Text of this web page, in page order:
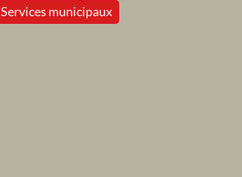
Services municipaux